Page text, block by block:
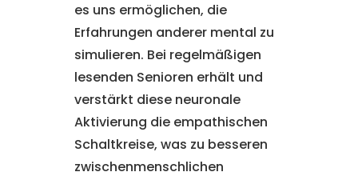
es uns ermöglichen, die
Erfahrungen anderer mental zu
simulieren. Bei regelmäßigen
lesenden Senioren erhält und
verstärkt diese neuronale
Aktivierung die empathischen
Schaltkreise, was zu besseren
zwischenmenschlichen